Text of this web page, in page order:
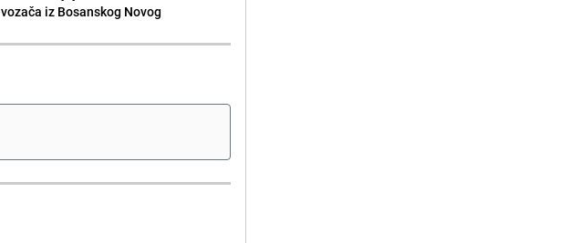
vozača iz Bosanskog Novog